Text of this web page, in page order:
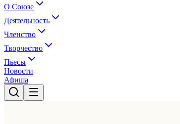
О Союзе
Деятельность
Членство
Творчество
Пьесы
Новости
Афиша